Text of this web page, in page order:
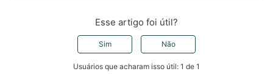
Esse artigo foi útil?
Sim Não
Usuários que acharam isso útil: 1 de 1